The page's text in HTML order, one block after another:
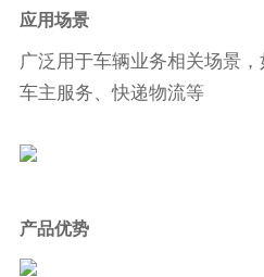
应用场景
广泛用于车辆业务相关场景，
车主服务、快递物流等
产品优势